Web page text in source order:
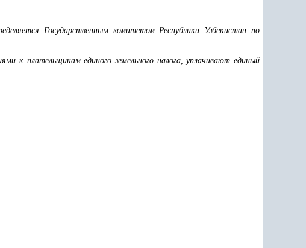
Государственным комитетом Республики Узбекистан по
к плательщикам единого земельного налога, уплачивают единый